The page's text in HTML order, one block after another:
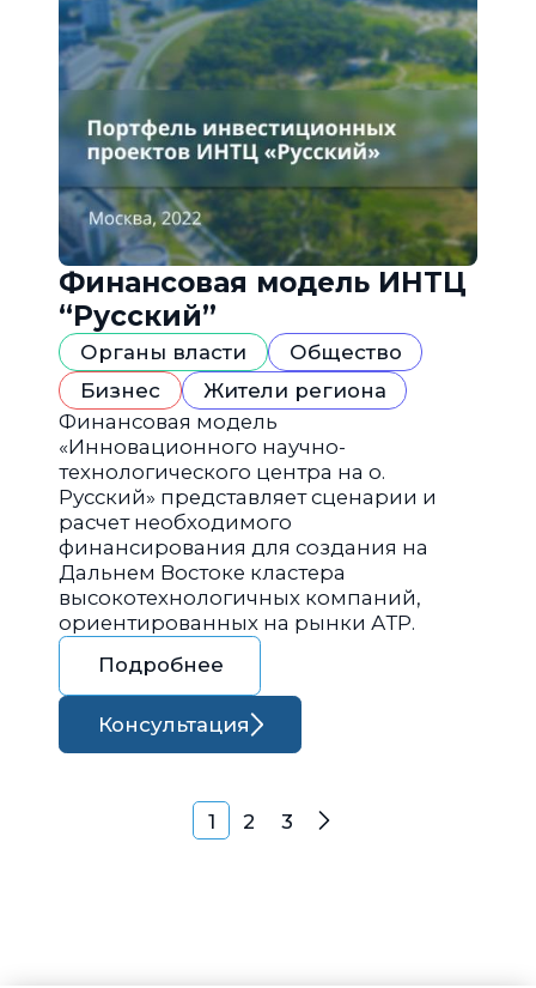
Финансовая модель ИНТЦ
“Русский”
Органы власти
Общество
Бизнес
Жители региона
Финансовая модель
«Инновационного научно-
технологического центра на о.
Русский» представляет сценарии и
расчет необходимого
финансирования для создания на
Дальнем Востоке кластера
высокотехнологичных компаний,
ориентированных на рынки АТР.
Подробнее
Консультация
Навигация по
1 2 3 Далее